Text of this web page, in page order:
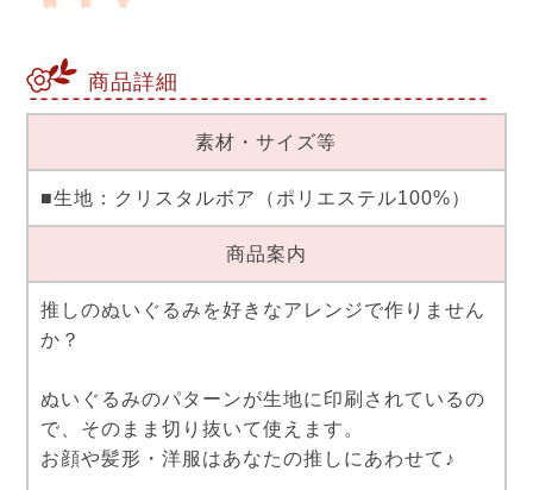
商品詳細
素材・サイズ等
■生地：クリスタルボア（ポリエステル100%）
商品案内
推しのぬいぐるみを好きなアレンジで作りません
か？
ぬいぐるみのパターンが生地に印刷されているの
で、そのまま切り抜いて使えます。
お顔や髪形・洋服はあなたの推しにあわせて♪